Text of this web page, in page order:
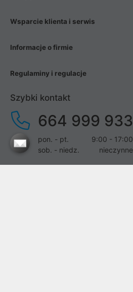
Wsparcie klienta i serwis
Informacje o firmie
Regulaminy i regulacje
Szybki kontakt
664 999 933
pon. - pt.
9:00 - 17:00
sob. - niedz.
nieczynne